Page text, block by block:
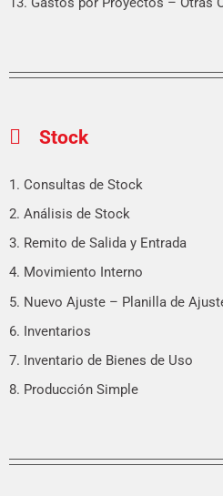
Stock
1. Consultas de Stock
2. Análisis de Stock
3. Remito de Salida y Entrada
4. Movimiento Interno
5. Nuevo Ajuste – Planilla de
6. Inventarios
7. Inventario de Bienes de Uso
8. Producción Simple